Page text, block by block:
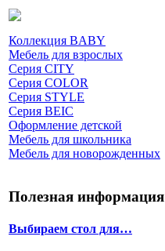
Коллекция BABY
Мебель для взрослых
Серия CITY
Серия COLOR
Серия STYLE
Серия BEIC
Оформление детской
Мебель для школьника
Мебель для новорожденных
Полезная информация
Выбираем стол для…